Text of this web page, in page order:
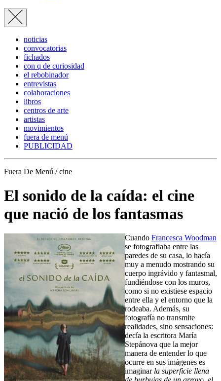
noticias
convocatorias
fichados
con q de curiosidad
el rebobinador
entrevistas
colaboraciones
libros
centros de arte
artistas
movimientos
fuera de menú
PUBLICIDAD
Fuera De Menú / cine
El sonido de la caída: el cine
que nació de los fantasmas
Cuando Francesca Woodman
se fotografiaba entre las
paredes de su casa, lo hacía
muy a menudo mostrando su
cuerpo ingrávido y fantasmal,
fundiéndose con los muros,
como si no existiese espacio
entre ella y el entorno que la
rodeaba. Además, su
fotografía no transmite
realidades, sino sensaciones:
decía la escritora María
Stepánova que la mejor
manera de entender lo que
ocurre en sus imágenes es
imaginar la superficie llena